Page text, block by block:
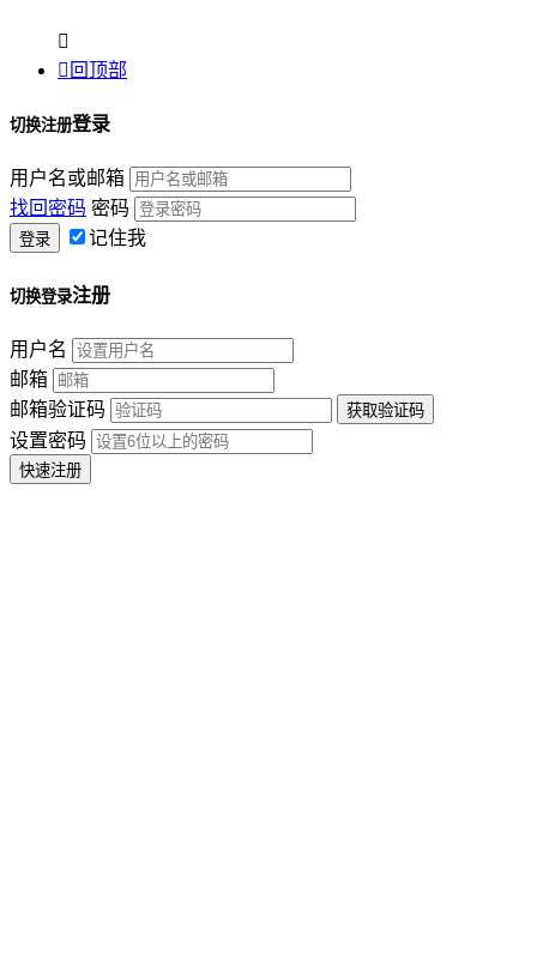

 回顶部
切换注册登录
用户名或邮箱
找回密码 密码
记住我
切换登录注册
用户名
邮箱
邮箱验证码
设置密码